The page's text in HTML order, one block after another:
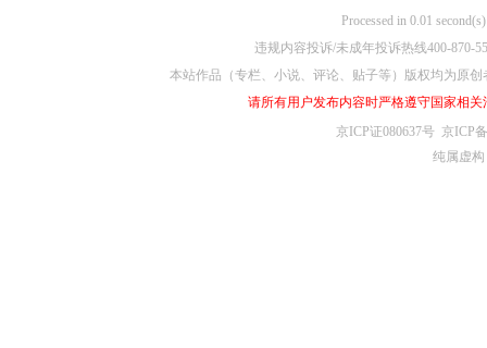
Processed in 0.01
违规内容投诉/未成年投诉热线400-870-
本站作品（专栏、小说、评论、贴子等）版权均为原
请所有用户发布内容时严格遵守国家相
京ICP证080637号 京ICP
纯属虚